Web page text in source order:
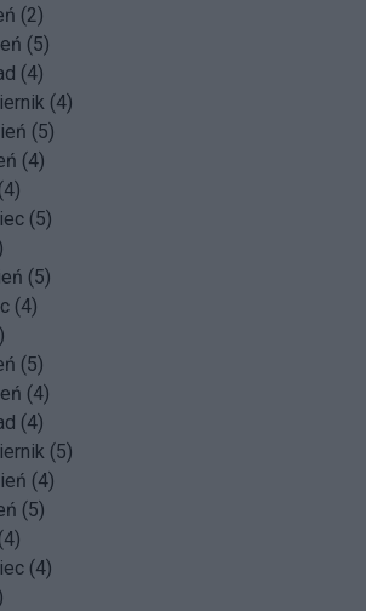
(2)
(5)
(4)
(4)
(5)
(4)
(5)
(5)
(4)
(5)
(4)
(4)
(5)
(4)
(5)
(4)